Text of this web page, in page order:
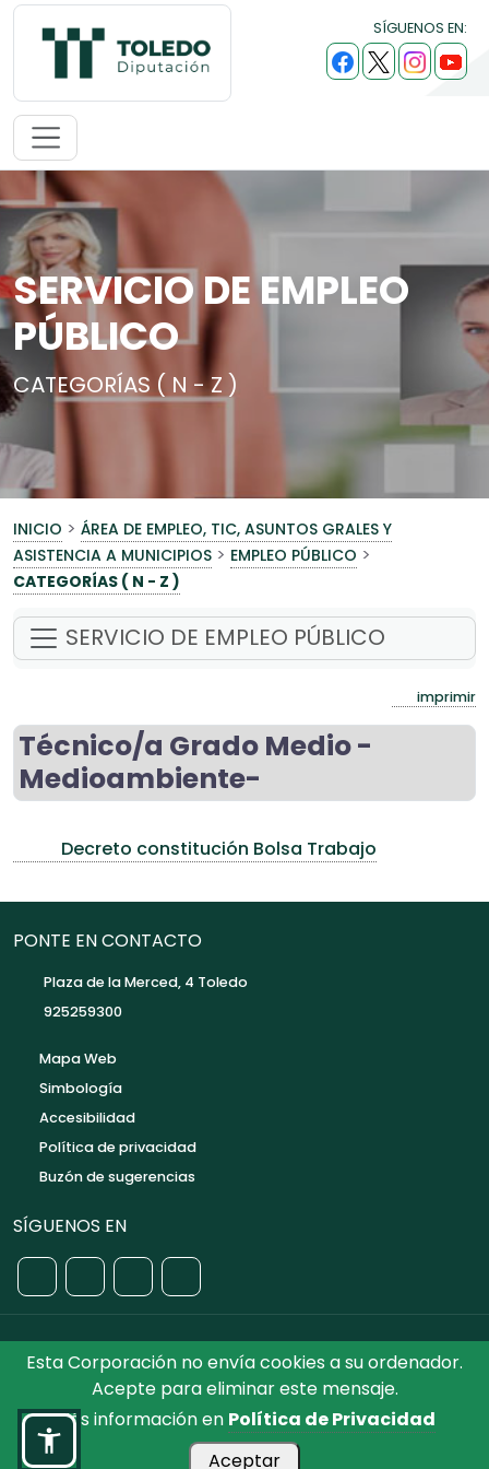
SÍGUENOS EN:
Esta Corporación no envía cookies a su ordenador.
Acepte para eliminar este mensaje.
Más información en Política de Privacidad
Aceptar
SERVICIO DE EMPLEO
PÚBLICO
CATEGORÍAS ( N - Z )
INICIO > ÁREA DE EMPLEO, TIC, ASUNTOS GRALES Y
ASISTENCIA A MUNICIPIOS > EMPLEO PÚBLICO >
CATEGORÍAS ( N - Z )
SERVICIO DE EMPLEO PÚBLICO
imprimir
Técnico/a Grado Medio -
Medioambiente-
Decreto constitución Bolsa Trabajo
PONTE EN CONTACTO
Plaza de la Merced, 4 Toledo
925259300
Mapa Web
Simbología
Accesibilidad
Política de privacidad
Buzón de sugerencias
SÍGUENOS EN
©2026 Diputación de Toledo. Reservados todos los
Derechos. Diseñado por Diputación de Toledo